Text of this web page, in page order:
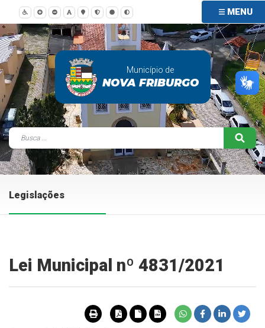
MENU
Município de
NOVA FRIBURGO
Legislações
Lei Municipal nº 4831/2021